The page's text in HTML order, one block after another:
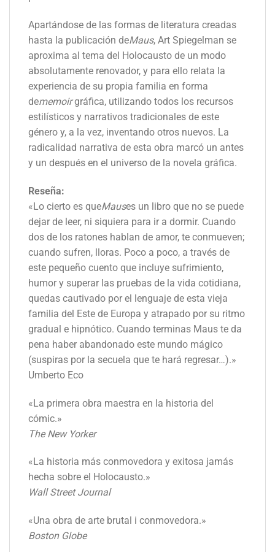
Apartándose de las formas de literatura creadas
hasta la publicación deMaus, Art Spiegelman se
aproxima al tema del Holocausto de un modo
absolutamente renovador, y para ello relata la
experiencia de su propia familia en forma
dememoirgráfica, utilizando todos los recursos
estilísticos y narrativos tradicionales de este
género y, a la vez, inventando otros nuevos. La
radicalidad narrativa de esta obra marcó un antes
y un después en el universo de la novela gráfica.
Reseña:
«Lo cierto es queMauses un libro que no se puede
dejar de leer, ni siquiera para ir a dormir. Cuando
dos de los ratones hablan de amor, te conmueven;
cuando sufren, lloras. Poco a poco, a través de
este pequeño cuento que incluye sufrimiento,
humor y superar las pruebas de la vida cotidiana,
quedas cautivado por el lenguaje de esta vieja
familia del Este de Europa y atrapado por su ritmo
gradual e hipnótico. Cuando terminas Maus te da
pena haber abandonado este mundo mágico
(suspiras por la secuela que te hará regresar…).»
Umberto Eco
«La primera obra maestra en la historia del
cómic.»
The New Yorker
«La historia más conmovedora y exitosa jamás
hecha sobre el Holocausto.»
Wall Street Journal
«Una obra de arte brutal i conmovedora.»
Boston Globe